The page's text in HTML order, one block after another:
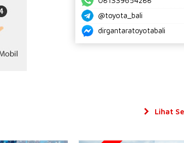
@toyota_bali
dirgantaratoyotabali
Lihat